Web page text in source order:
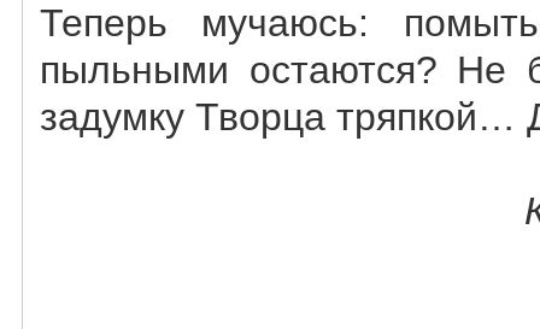
Теперь мучаюсь:
пыльными остаются? Не
задумку Творца